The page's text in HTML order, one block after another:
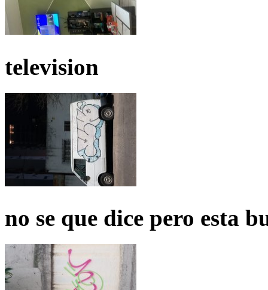
television
no se que dice pero esta